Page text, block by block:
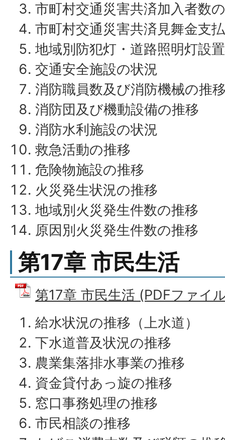
市町村交通災害共済加入者数
市町村交通災害共済見舞金支
地域別防犯灯・道路照明灯設
交通安全施設の状況
消防職員数及び消防機械の推
消防団及び機動設備の推移
消防水利施設の状況
救急活動の推移
危険物施設の推移
火災発生状況の推移
地域別火災発生件数の推移
原因別火災発生件数の推移
第17章 市民生活
第17章 市民生活 (PDFファイ
給水状況の推移（上水道）
下水道普及状況の推移
農業集落排水事業の推移
資金貸付あっ旋の推移
窓口事務処理の推移
市民相談の推移